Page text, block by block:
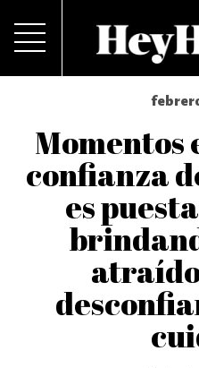
Momentos
confianza
es